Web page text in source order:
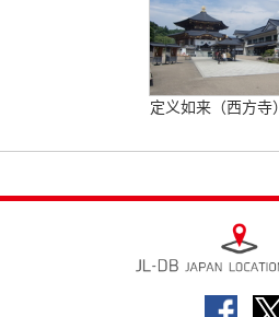
定义如来（西方寺）